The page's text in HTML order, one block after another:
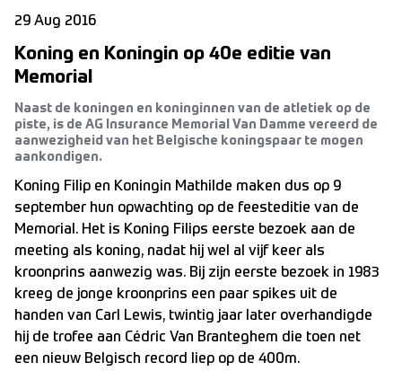
29 Aug 2016
Koning en Koningin op 40e editie van
Memorial
Naast de koningen en koninginnen van de atletiek op de
piste, is de AG Insurance Memorial Van Damme vereerd de
aanwezigheid van het Belgische koningspaar te mogen
aankondigen.
Koning Filip en Koningin Mathilde maken dus op 9
september hun opwachting op de feesteditie van de
Memorial. Het is Koning Filips eerste bezoek aan de
meeting als koning, nadat hij wel al vijf keer als
kroonprins aanwezig was. Bij zijn eerste bezoek in 1983
kreeg de jonge kroonprins een paar spikes uit de
handen van Carl Lewis, twintig jaar later overhandigde
hij de trofee aan Cédric Van Branteghem die toen net
een nieuw Belgisch record liep op de 400m.